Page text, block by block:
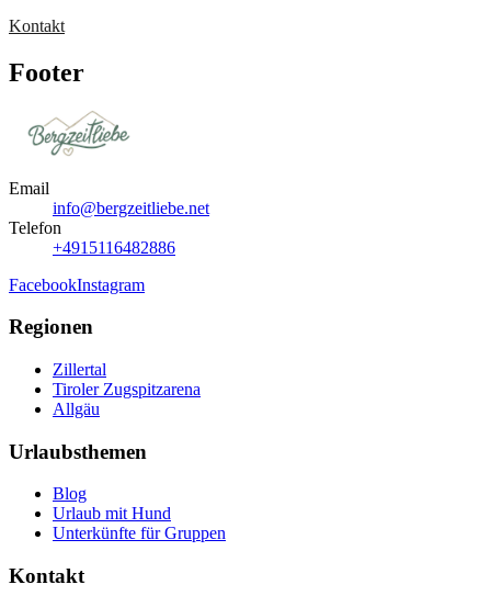
Kontakt
Footer
Email
info@bergzeitliebe.net
Telefon
+4915116482886
FacebookInstagram
Regionen
Zillertal
Tiroler Zugspitzarena
Allgäu
Urlaubsthemen
Blog
Urlaub mit Hund
Unterkünfte für Gruppen
Kontakt